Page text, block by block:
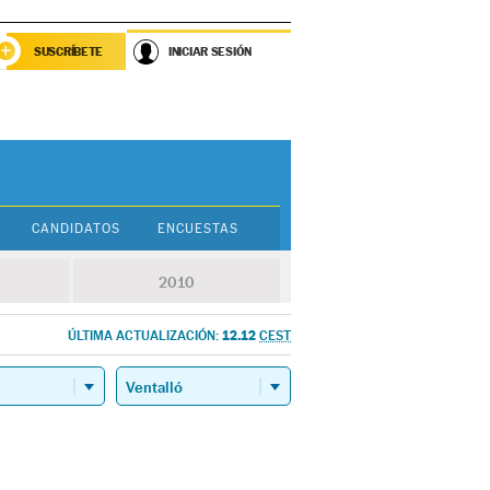
SUSCRÍBETE INICIAR SESIÓN
CANDIDATOS ENCUESTAS
2010
ÚLTIMA ACTUALIZACIÓN: 12.12 CEST